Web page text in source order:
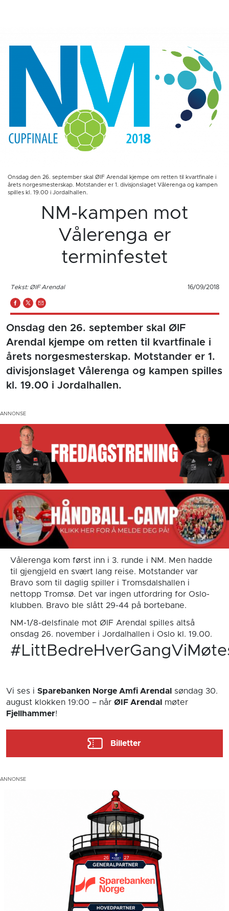
Onsdag den 26. september skal ØIF Arendal kjempe om retten til kvartfinale i
årets norgesmesterskap. Motstander er 1. divisjonslaget Vålerenga og kampen
spilles kl. 19.00 i Jordalhallen.
NM-kampen mot
Vålerenga er
terminfestet
Tekst: ØIF Arendal 16/09/2018
Onsdag den 26. september skal ØIF
Arendal kjempe om retten til kvartfinale i
årets norgesmesterskap. Motstander er 1.
divisjonslaget Vålerenga og kampen spilles
kl. 19.00 i Jordalhallen.
Vålerenga kom først inn i 3. runde i NM. Men hadde
til gjengjeld en svært lang reise. Motstander var
Bravo som til daglig spiller i Tromsdalshallen i
nettopp Tromsø. Det var ingen utfordring for Oslo-
klubben. Bravo ble slått 29-44 på bortebane.
NM-1/8-delsfinale mot ØIF Arendal spilles altså
onsdag 26. november i Jordalhallen i Oslo kl. 19.00.
Vi ses i Sparebanken Norge Amfi Arendal søndag 30.
august klokken 19:00 – når ØIF Arendal møter
Fjellhammer!
Billetter